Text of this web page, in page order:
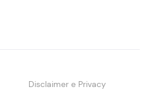
Disclaimer e Privacy